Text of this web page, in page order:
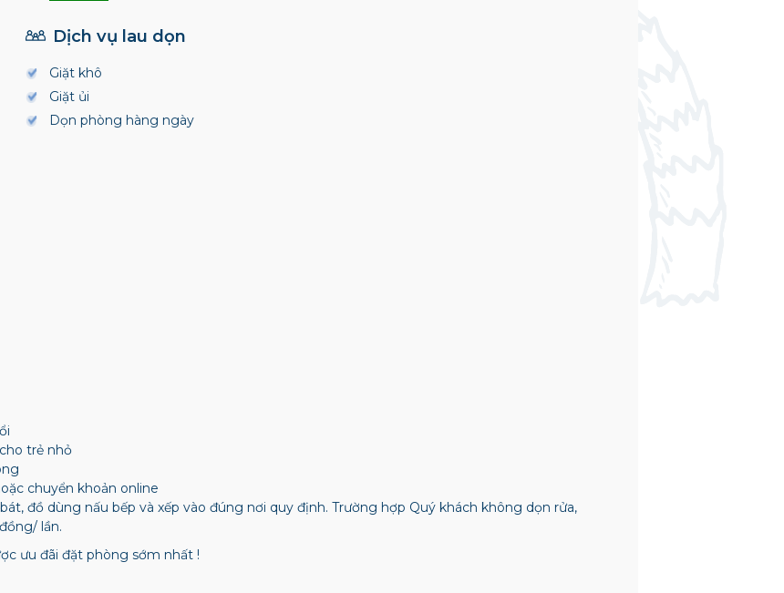
Dịch vụ lau dọn
Giặt khô
Giặt ủi
Dọn phòng hàng ngày
trẻ nhỏ
chuyển khoản online
đồ dùng nấu bếp và xếp vào đúng nơi quy định. Trường hợp Quý khách không dọn rửa,
lần.
ưu đãi đặt phòng sớm nhất !